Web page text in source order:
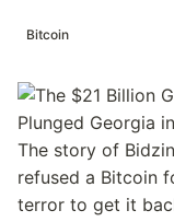
Bitcoin